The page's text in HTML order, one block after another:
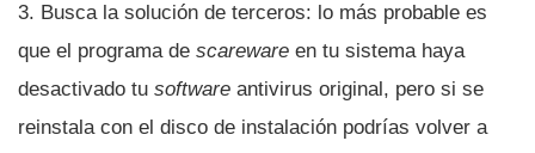
3. Busca la solución de terceros: lo más probable es
que el programa de scareware en tu sistema haya
desactivado tu software antivirus original, pero si se
reinstala con el disco de instalación podrí­as volver a